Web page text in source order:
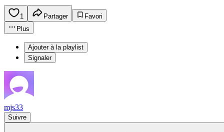
1 Partager
Favori
Plus
Ajouter à la playlist
Signaler
mjs33
Suivre